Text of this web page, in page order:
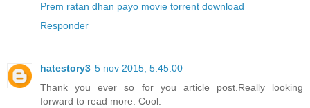
Prem ratan dhan payo movie torrent download
Responder
hatestory3 5 nov 2015, 5:45:00
Thank you ever so for you article post.Really looking
forward to read more. Cool.